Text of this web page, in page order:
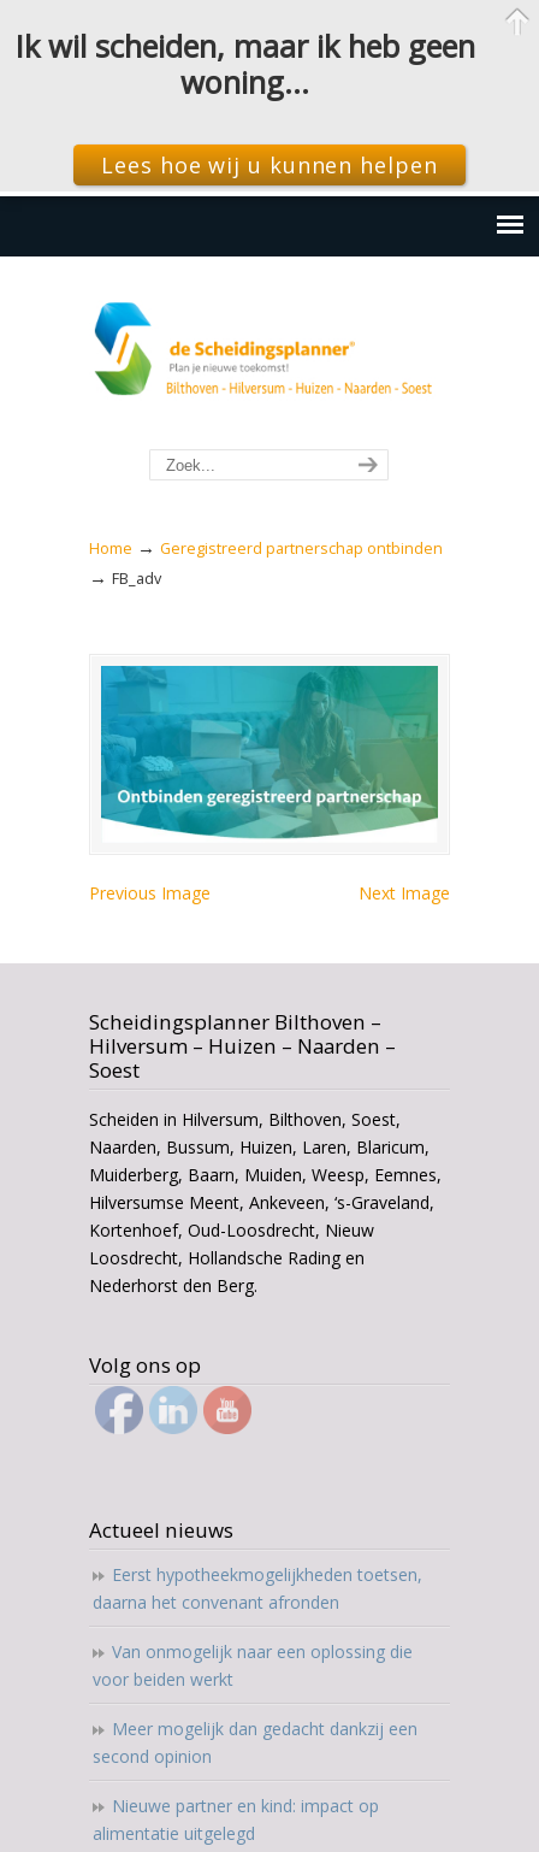
Home → Geregistreerd partnerschap ontbinden
→ FB_adv
Previous Image Next Image
Scheidingsplanner Bilthoven –
Hilversum – Huizen – Naarden –
Soest
Scheiden in Hilversum, Bilthoven, Soest,
Naarden, Bussum, Huizen, Laren, Blaricum,
Muiderberg, Baarn, Muiden, Weesp, Eemnes,
Hilversumse Meent, Ankeveen, ‘s-Graveland,
Kortenhoef, Oud-Loosdrecht, Nieuw
Loosdrecht, Hollandsche Rading en
Nederhorst den Berg.
Volg ons op
Actueel nieuws
Eerst hypotheekmogelijkheden toetsen,
daarna het convenant afronden
Van onmogelijk naar een oplossing die
voor beiden werkt
Meer mogelijk dan gedacht dankzij een
second opinion
Nieuwe partner en kind: impact op
alimentatie uitgelegd
Ik wil scheiden, maar ik heb geen
woning…
Lees hoe wij u kunnen helpen